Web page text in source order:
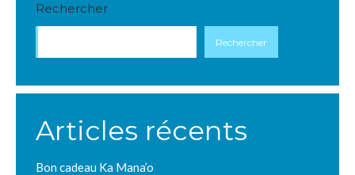
Rechercher
Rechercher
Articles récents
Bon cadeau Ka Mana’o